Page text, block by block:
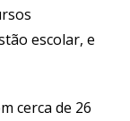
escolar, e
cerca de 26